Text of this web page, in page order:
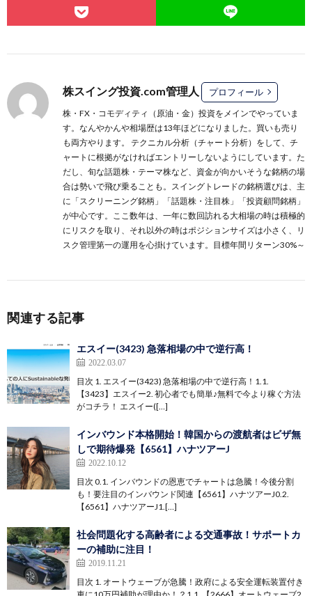
株スイング投資.com管理人 プロフィール
株・FX・コモディティ（原油・金）投資をメインでやっていま
す。なんやかんや相場歴は13年ほどになりました。買いも売り
も両方やります。 テクニカル分析（チャート分析）をして、チ
ャートに根拠がなければエントリーしないようにしています。た
だし、旬な話題株・テーマ株など、資金が向かいそうな銘柄の場
合は勢いで飛び乗ることも。スイングトレードの銘柄選びは、主
に 「スクリーニング銘柄」 「話題株・注目株」
「投資顧問銘柄」
が中心です。ここ数年は、一年に数回訪れる大相場の時は積極的
にリスクを取り、それ以外の時はポジションサイズは小さく、リ
スク管理第一の運用を心掛けています。目標年間リターン30%～
関連する記事
エスイー(3423) 急落相場の中で逆行高！
2022.03.07
目次 1. エスイー(3423) 急落相場の中で逆行高！1.1.
【3423】エスイー2. 初心者でも簡単♪無料で今より稼ぐ方法
がコチラ！ エスイー([…]
インバウンド本格開始！韓国からの渡航者はビザ無
しで期待爆発【6561】ハナツアーJ
2022.10.12
目次 0.1. インバウンドの恩恵でチャートは急騰！今後分割
も！要注目のインバウンド関連【6561】ハナツアーJ0.2.
【6561】ハナツアーJ1.[…]
社会問題化する高齢者による交通事故！サポートカ
ーの補助に注目！
2019.11.21
目次 1. オートウェーブが急騰！政府による安全運転装置付き